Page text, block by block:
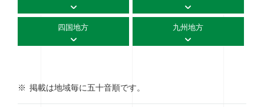
四国地方 九州地方
掲載は地域毎に五十音順です。